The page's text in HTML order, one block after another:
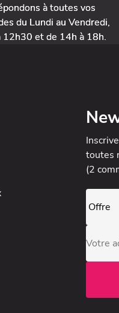
à toutes vos
du Lundi au Vendredi,
12h30 et de 14h à 18h.
toutes
(2